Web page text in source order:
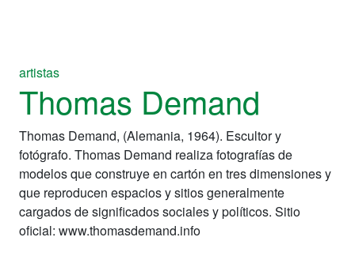
artistas
Thomas Demand
Thomas Demand, (Alemania, 1964). Escultor y
fotógrafo. Thomas Demand realiza fotografías de
modelos que construye en cartón en tres dimensiones y
que reproducen espacios y sitios generalmente
cargados de significados sociales y políticos. Sitio
oficial: www.thomasdemand.info